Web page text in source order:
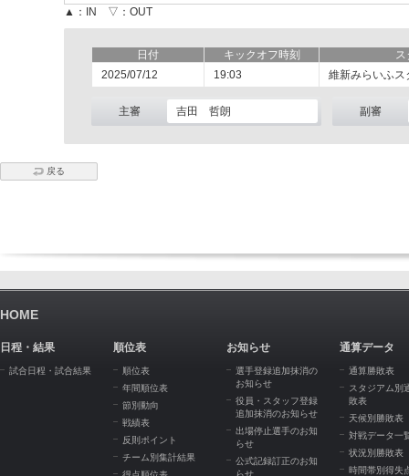
▲：IN ▽：OUT
日付 キックオフ時刻
ス
2025/07/12
19:03 維新みらいふス
主審 吉田 哲朗 副審
戻る
HOME
日程・結果
試合日程・試合結果
順位表
順位表
年間順位表
節別動向
戦績表
反則ポイント
チーム別集計結果
お知らせ
選手登録追加抹消の
お知らせ
役員・スタッフ登録
追加抹消のお知らせ
出場停止選手のお知
らせ
公式記録訂正のお知
らせ
通算データ
通算勝敗表
スタジアム別
敗表
天候別勝敗表
対戦データ一
状況別勝敗表
時間帯別得失